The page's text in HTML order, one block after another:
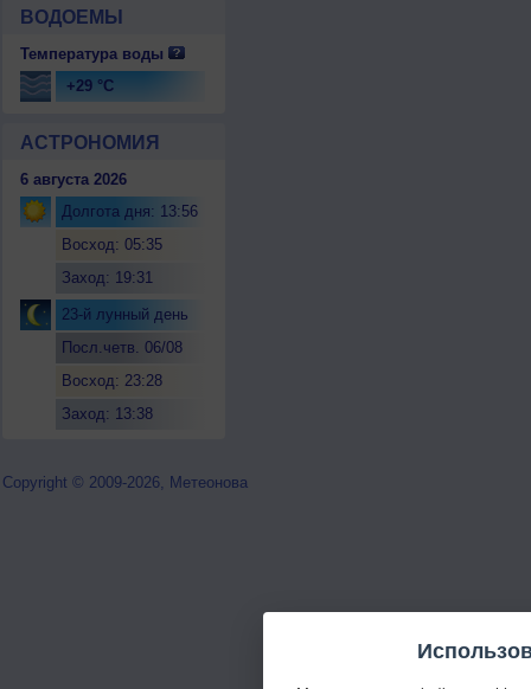
ВОДОЕМЫ
Температура воды
+29 °C
АСТРОНОМИЯ
6 августа 2026
Долгота дня: 13:56
Восход: 05:35
Заход: 19:31
23-й лунный день
Посл.четв. 06/08
Восход: 23:28
Заход: 13:38
Copyright © 2009-2026, Метеонова